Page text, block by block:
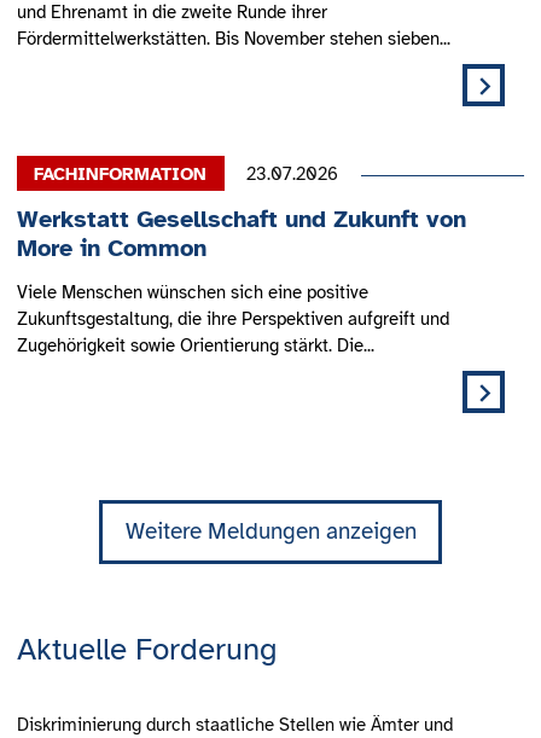
und Ehrenamt in die zweite Runde ihrer
Fördermittelwerkstätten. Bis November stehen sieben...
Werkstatt Gesellschaft und Zukunft von
More in Common
Viele Menschen wünschen sich eine positive
Zukunftsgestaltung, die ihre Perspektiven aufgreift und
Zugehörigkeit sowie Orientierung stärkt. Die...
23.07.2026
Weitere Meldungen anzeigen
Aktuelle Forderung
Diskriminierung durch staatliche Stellen wie Ämter und